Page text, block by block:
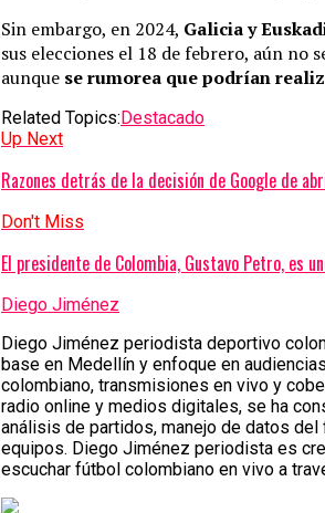
Sin embargo, en 2024, Galicia y
sus elecciones el 18 de febrero, aún no
aunque se rumorea que podrían
Related Topics:Destacado
Up Next
Razones detrás de la decisión de Google de
Don't Miss
El presidente de Colombia, Gustavo Petro, es
Diego Jiménez
Diego Jiménez periodista deportivo
base en Medellín y enfoque en
colombiano, transmisiones en vivo y
radio online y medios digitales, se ha
análisis de partidos, manejo de datos
equipos. Diego Jiménez periodista es
escuchar fútbol colombiano en vivo a